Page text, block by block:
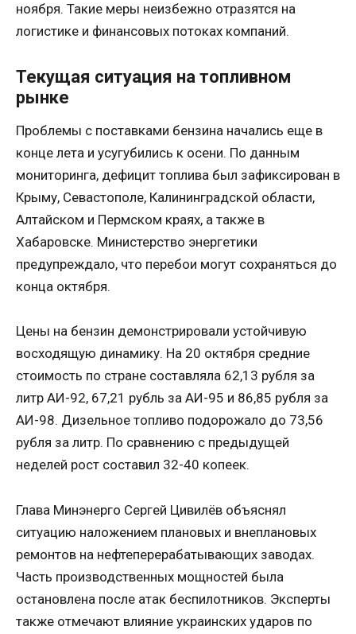
ноября. Такие меры неизбежно отразятся на
логистике и финансовых потоках компаний.
Текущая ситуация на топливном
рынке
Проблемы с поставками бензина начались еще в
конце лета и усугубились к осени. По данным
мониторинга, дефицит топлива был зафиксирован в
Крыму, Севастополе, Калининградской области,
Алтайском и Пермском краях, а также в
Хабаровске. Министерство энергетики
предупреждало, что перебои могут сохраняться до
конца октября.
Цены на бензин демонстрировали устойчивую
восходящую динамику. На 20 октября средние
стоимость по стране составляла 62,13 рубля за
литр АИ-92, 67,21 рубль за АИ-95 и 86,85 рубля за
АИ-98. Дизельное топливо подорожало до 73,56
рубля за литр. По сравнению с предыдущей
неделей рост составил 32-40 копеек.
Глава Минэнерго Сергей Цивилёв объяснял
ситуацию наложением плановых и внеплановых
ремонтов на нефтеперерабатывающих заводах.
Часть производственных мощностей была
остановлена после атак беспилотников. Эксперты
также отмечают влияние украинских ударов по